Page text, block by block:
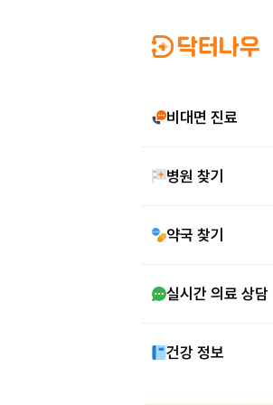
비대면 진료
병원 찾기
약국 찾기
실시간 의료 상담
건강 정보